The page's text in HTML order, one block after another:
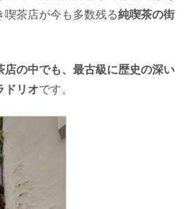
喫茶店が今も多数残る純喫茶の街
店の中でも、最古級に歴史の深い
ドリオです。